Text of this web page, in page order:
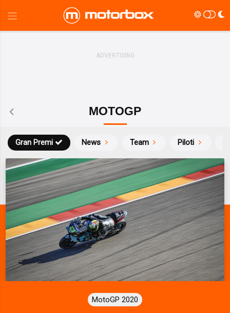
MOTOGP
News
Gran Premi Team Piloti
MotoGP 2020